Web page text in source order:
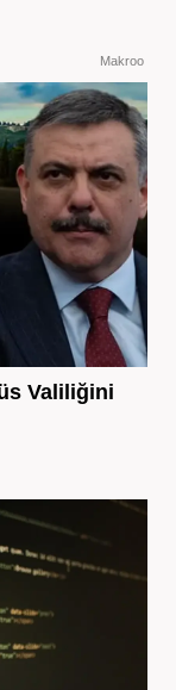
Makroo
Valiliğini